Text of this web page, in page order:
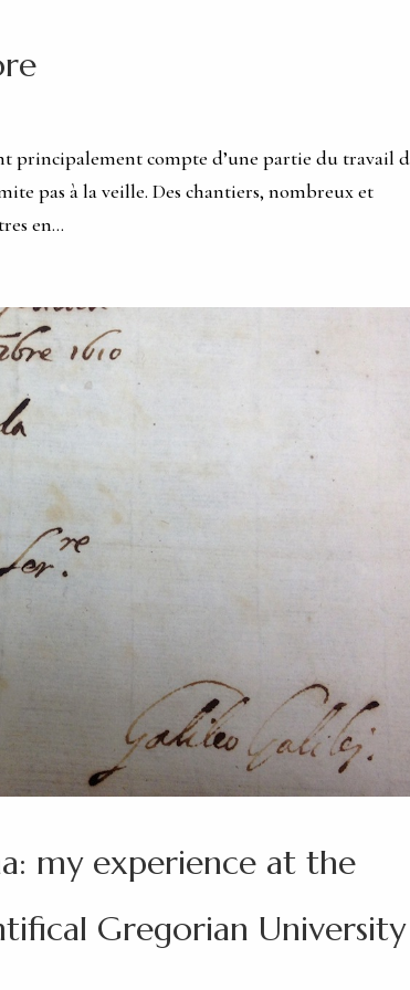
principalement compte d’une partie du travail
pas à la veille. Des chantiers, nombreux et
en...
my experience at the
Gregorian University